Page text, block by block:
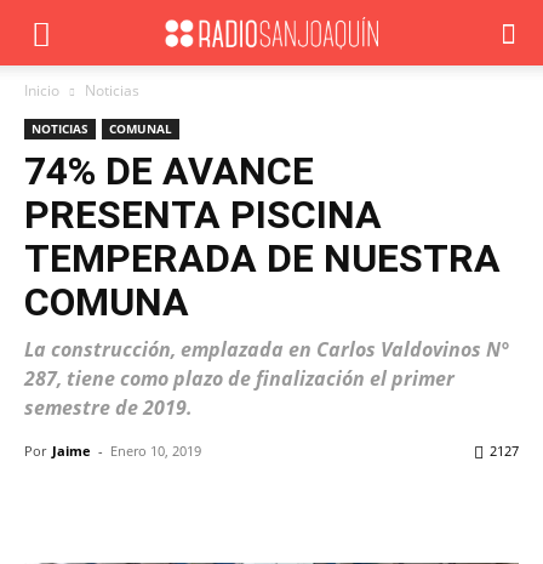
Inicio Noticias
NOTICIAS COMUNAL
74% DE AVANCE
PRESENTA PISCINA
TEMPERADA DE NUESTRA
COMUNA
La construcción, emplazada en Carlos Valdovinos N°
287, tiene como plazo de finalización el primer
semestre de 2019.
Por Jaime - Enero 10, 2019 2127